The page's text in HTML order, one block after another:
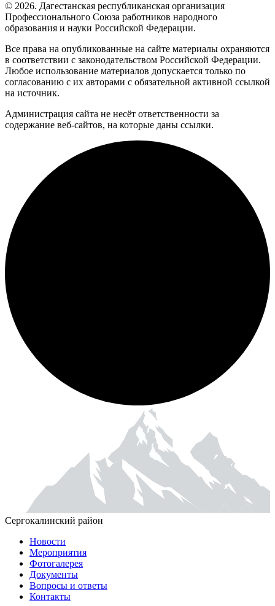
© 2026. Дагестанская республиканская организация
Профессионального Союза работников народного
образования и науки Российской Федерации.
Все права на опубликованные на сайте материалы охраняются
в соответствии с законодательством Российской Федерации.
Любое использование материалов допускается только по
согласованию с их авторами с обязательной активной ссылкой
на источник.
Администрация сайта не несёт ответственности за
содержание веб-сайтов, на которые даны ссылки.
Сергокалинский район
Новости
Мероприятия
Фотогалерея
Документы
Вопросы и ответы
Контакты